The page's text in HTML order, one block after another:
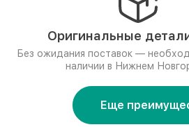
Оригинальные
Без ожидания поставок —
наличии в Нижнем
Еще